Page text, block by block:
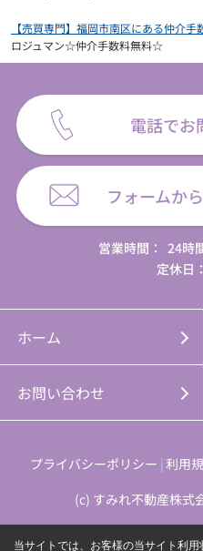
【売買専門】福岡市南区にある仲介
ロジュマン☆仲介手数料無料☆
電話でお
フォームか
営業時間：
24時
定休日：
ホーム
お問い合わせ
プライバシーポリシー 利用
(c) すみれ不動産株
当サイトでは、お客様の当サイト利